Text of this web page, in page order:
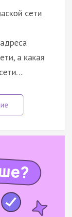
сети
а какая